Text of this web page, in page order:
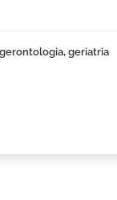
gerontologia, geriatria